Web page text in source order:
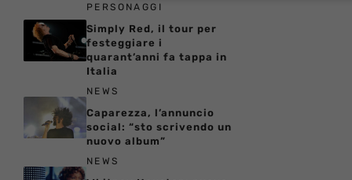
PERSONAGGI
Simply Red, il tour per
festeggiare i
quarant’anni fa tappa in
Italia
NEWS
Caparezza, l’annuncio
social: “sto scrivendo un
nuovo album”
NEWS